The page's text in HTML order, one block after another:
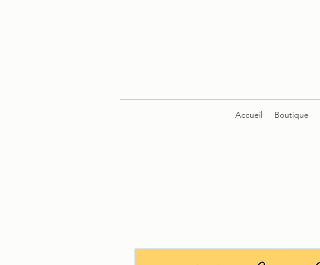
Accueil Boutique